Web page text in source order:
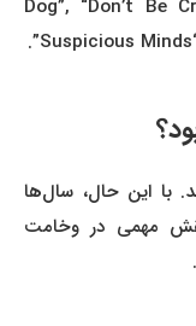
Dog”, “Don’t Be
با این حال، سال‌ها
مهمی در وخامت